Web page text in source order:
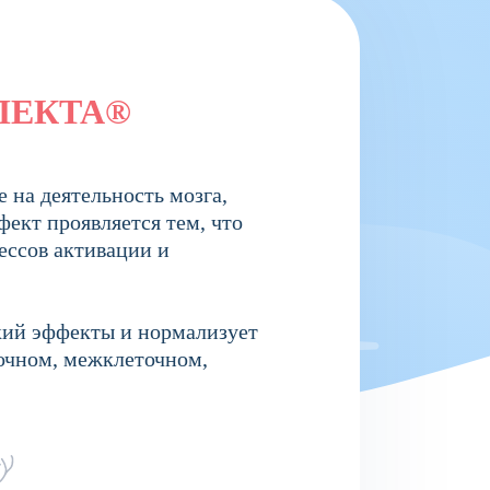
деятельность мозга,
проявляется тем, что
активации и
эффекты и нормализует
межклеточном,